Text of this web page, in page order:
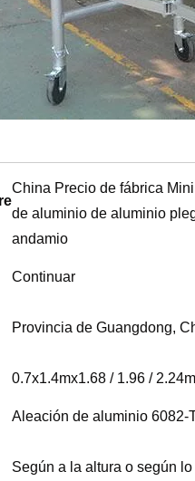
China Precio de fábrica
de aluminio de aluminio
andamio
Continuar
Provincia de Guangdong,
0.7x1.4mx1.68 / 1.96 / 2.24m
Aleación de aluminio 6082-
Según a la altura o según